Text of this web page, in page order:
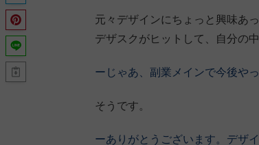
元々デザインにちょっと興味あ
デザスクがヒットして、自分の
ーじゃあ、副業メインで今後や
そうです。
ーありがとうございます。デザ